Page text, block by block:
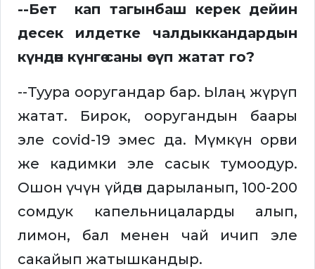
--Бет кап тагынбаш керек дейин
десек илдетке чалдыккандардын
күндөн күнгө саны өсүп жатат го?
--Туура ооругандар бар. Ылаң жүрүп
жатат. Бирок, ооругандын баары
эле covid-19 эмес да. Мүмкүн орви
же кадимки эле сасык тумоодур.
Ошон үчүн үйдөн дарыланып, 100-200
сомдук капельницаларды алып,
лимон, бал менен чай ичип эле
сакайып жатышкандыр.